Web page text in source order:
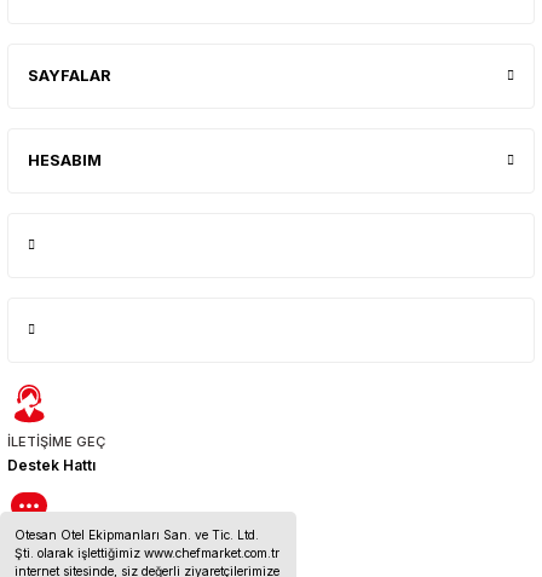
Otesan Otel Ekipmanları San. ve Tic. Ltd.
Şti. olarak işlettiğimiz www.chefmarket.com.tr
internet sitesinde, siz değerli ziyaretçilerimize
SAYFALAR
HESABIM
İLETİŞİME GEÇ
Destek Hattı
BİZE ULAŞIN
İletişim Bilgileri